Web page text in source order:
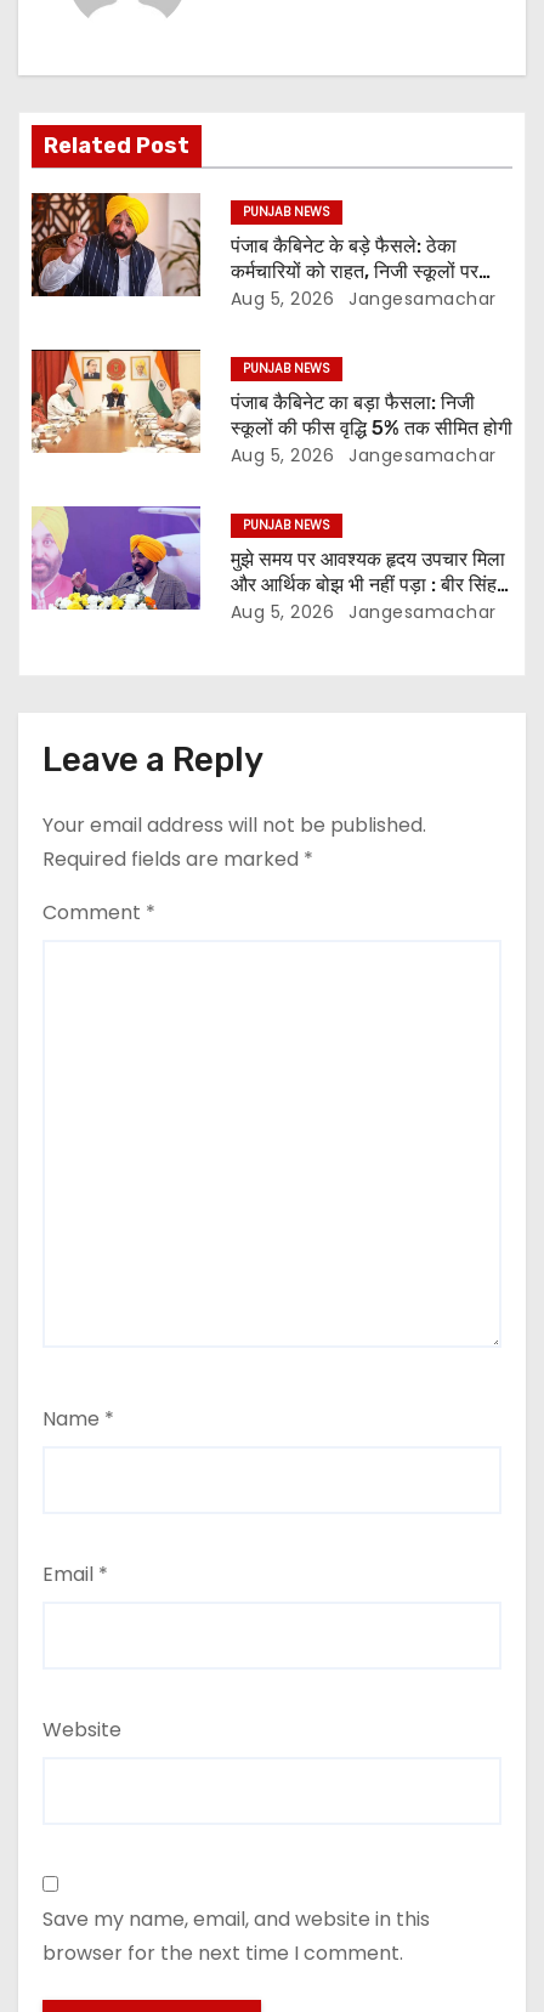
Related Post
PUNJAB NEWS
पंजाब कैबिनेट के बड़े फैसले: ठेका
कर्मचारियों को राहत, निजी स्कूलों पर
नियंत्रण और 3 नई यूनिवर्सिटियों को
Aug 5, 2026 Jangesamachar
PUNJAB NEWS
पंजाब कैबिनेट का बड़ा फैसला: निजी
स्कूलों की फीस वृद्धि 5% तक सीमित होगी
Aug 5, 2026 Jangesamachar
PUNJAB NEWS
मुझे समय पर आवश्यक हृदय उपचार मिला
और आर्थिक बोझ भी नहीं पड़ा : बीर सिंह,
लाभार्थी
Aug 5, 2026 Jangesamachar
Leave a Reply
Your email address will not be published.
Required fields are marked *
Comment *
Name *
Email *
Website
Save my name, email, and website in this
browser for the next time I comment.